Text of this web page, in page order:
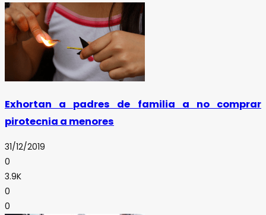
Exhortan a padres de familia a no comprar
pirotecnia a menores
31/12/2019
0
3.9K
0
0